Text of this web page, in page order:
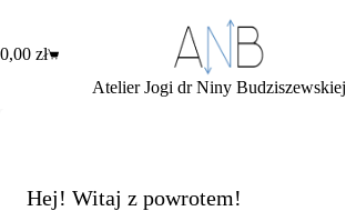
treści
Koszyk
0,00 zł
Atelier Jogi dr Niny Budziszewskiej
Hej! Witaj z powrotem!